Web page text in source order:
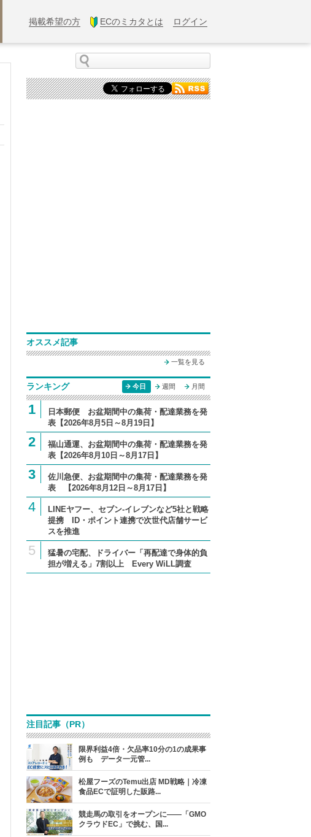
掲載希望の方 ECのミカタとは ログイン
オススメ記事
一覧を見る
ランキング 今日 週間 月間
1
日本郵便 お盆期間中の集荷・配達業務を発
表【2026年8月5日～8月19日】
2
福山通運、お盆期間中の集荷・配達業務を発
表【2026年8月10日～8月17日】
3
佐川急便、お盆期間中の集荷・配達業務を発
表 【2026年8月12日～8月17日】
4
LINEヤフー、セブン-イレブンなど5社と戦略
提携 ID・ポイント連携で次世代店舗サービ
スを推進
5
猛暑の宅配、ドライバー「再配達で身体的負
担が増える」7割以上 Every WiLL調査
注目記事（PR）
限界利益4倍・欠品率10分の1の成果事
例も データ一元管...
松屋フーズのTemu出店 MD戦略｜冷凍
食品ECで証明した販路...
競走馬の取引をオープンに――「GMO
クラウドEC」で挑む、国...